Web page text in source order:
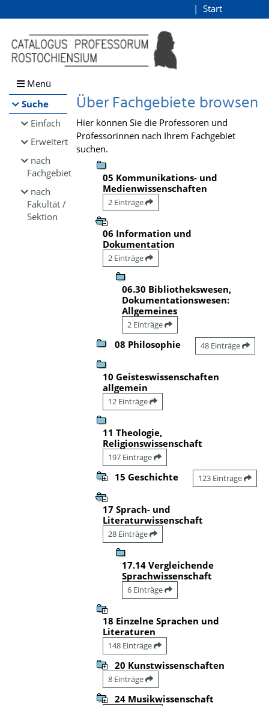
Browsen
direkt zum Inhalt
Start
Menü
Suche
Einfach
Erweitert
nach
Fachgebiet
nach
Fakultät /
Sektion
Über Fachgebiete browsen
Hier können Sie die Professoren und
Professorinnen nach Ihrem Fachgebiet
suchen.
05 Kommunikations- und
Medienwissenschaften
2 Einträge
06 Information und
Dokumentation
2 Einträge
06.30 Bibliothekswesen,
Dokumentationswesen:
Allgemeines
2 Einträge
08 Philosophie 48 Einträge
10 Geisteswissenschaften
allgemein
12 Einträge
11 Theologie,
Religionswissenschaft
197 Einträge
15 Geschichte 123 Einträge
17 Sprach- und
Literaturwissenschaft
28 Einträge
17.14 Vergleichende
Sprachwissenschaft
6 Einträge
18 Einzelne Sprachen und
Literaturen
148 Einträge
20 Kunstwissenschaften
8 Einträge
24 Musikwissenschaft